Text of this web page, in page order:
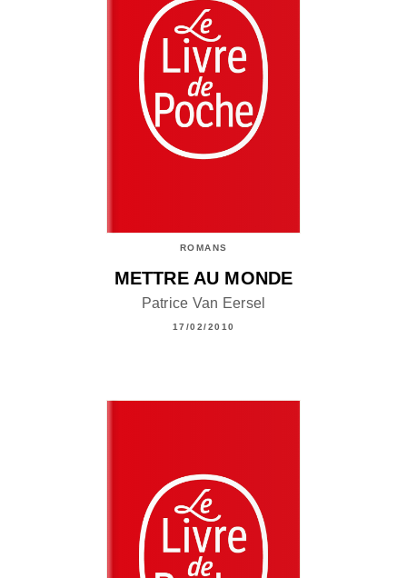
ROMANS
METTRE AU MONDE
Patrice Van Eersel
17/02/2010